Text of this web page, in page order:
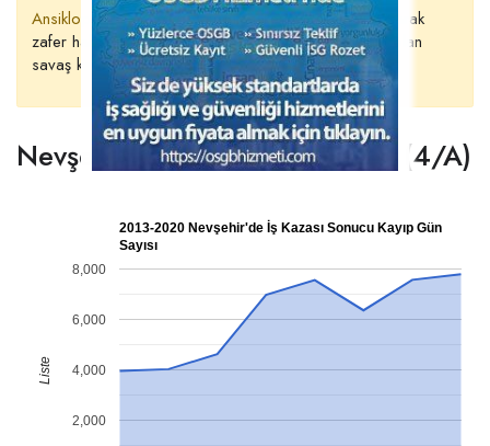
Ansiklopedist’ten Soru Var;Bir askerin, 40 km’yi koşarak
zafer haberini ulaştırdığı , maraton koşularına ilham olan
savaş kime karşı yapılmıştır?
Nevşehir’de Kayıp Gün Sayısı (4/A)
2013-2020 Nevşehir'de İş Kazası Sonucu Kayıp Gün
Sayısı
2,000
4,000
6,000
8,000
Liste